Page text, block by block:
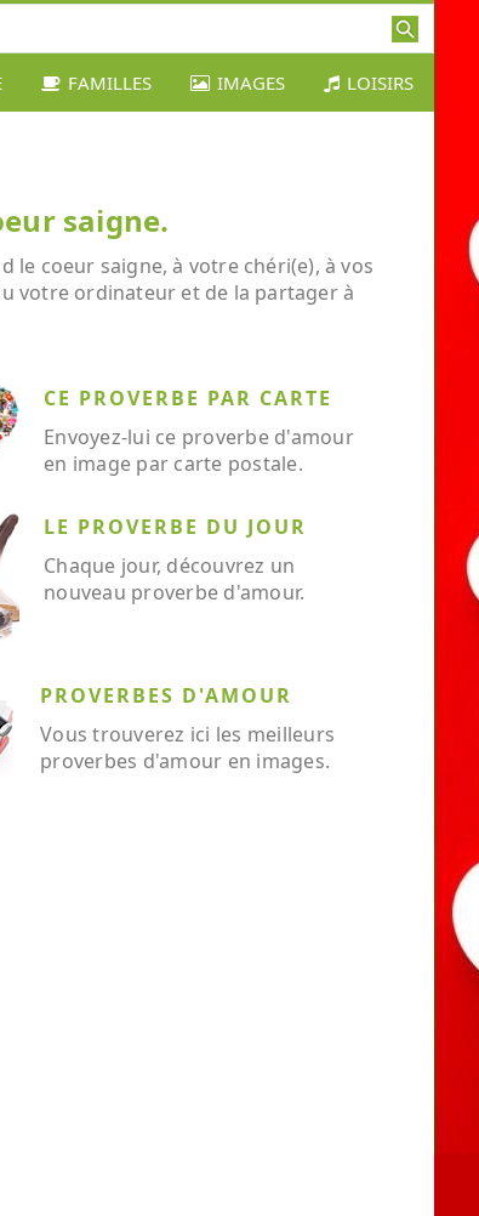
FAMILLES IMAGES LOISIRS
saigne.
le coeur saigne, à votre chéri(e), à vos
votre ordinateur et de la partager à
CE PROVERBE PAR CARTE
Envoyez-lui ce proverbe d'amour
en image par carte postale.
LE PROVERBE DU JOUR
Chaque jour, découvrez un
nouveau proverbe d'amour.
PROVERBES D'AMOUR
Vous trouverez ici les meilleurs
proverbes d'amour en images.